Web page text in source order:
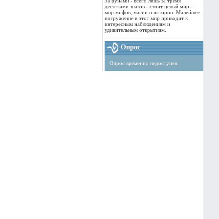
десятками знаков - стоит целый мир -
мир мифов, магии и истории. Малейшее
погружение в этот мир приводит к
интересным наблюдениям и
удивительным открытиям.
Опрос
Опрос временно недоступен.